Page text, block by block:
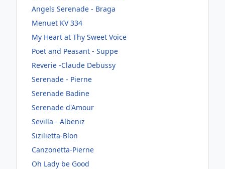
Angels Serenade - Braga
Menuet KV 334
My Heart at Thy Sweet Voice
Poet and Peasant - Suppe
Reverie -Claude Debussy
Serenade - Pierne
Serenade Badine
Serenade d'Amour
Sevilla - Albeniz
Sizilietta-Blon
Canzonetta-Pierne
Oh Lady be Good